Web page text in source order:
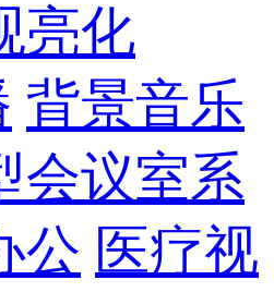
亮化
背景音乐
会议室系
公 医疗视